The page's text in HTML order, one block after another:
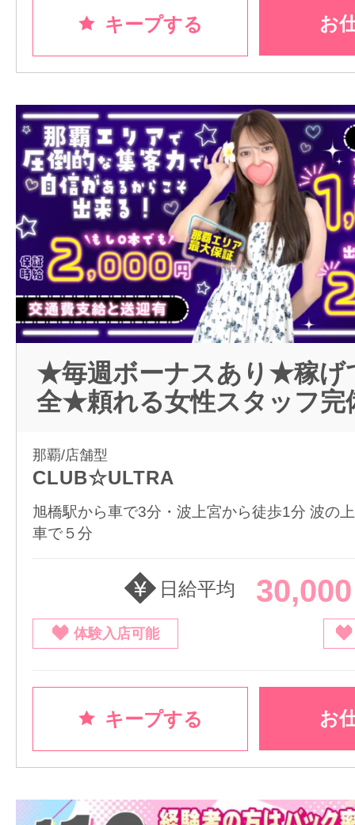
キープする お
★毎週ボーナスあり★稼げ
全★頼れる女性スタッフ
那覇/店舗型
CLUB☆ULTRA
旭橋駅から車で3分・波上宮から徒歩1分 波の
車で５分
日給平均
体験入店可能
キープする お